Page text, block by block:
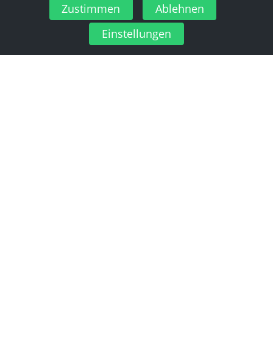
Zustimmen
Ablehnen
Einstellungen